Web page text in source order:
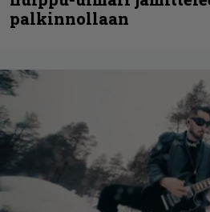
palkinnollaan